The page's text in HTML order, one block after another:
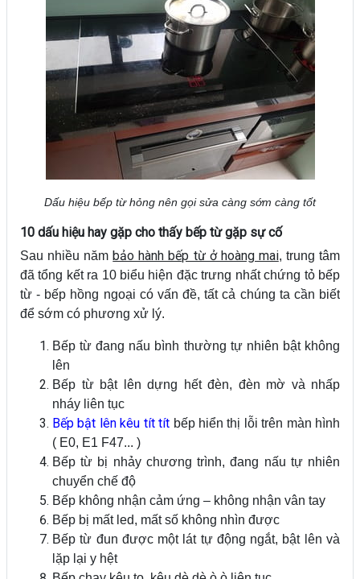
Dấu hiệu bếp từ hỏng nên gọi sửa càng sớm càng tốt
10 dấu hiệu hay gặp cho thấy bếp từ gặp sự cố
Sau nhiều năm bảo hành bếp từ ở hoàng mai, trung tâm
đã tổng kết ra 10 biểu hiện đặc trưng nhất chứng tỏ bếp
từ - bếp hồng ngoại có vấn đề, tất cả chúng ta cần biết
để sớm có phương xử lý.
Bếp từ đang nấu bình thường tự nhiên bật không
lên
Bếp từ bật lên dựng hết đèn, đèn mờ và nhấp
nháy liên tục
Bếp bật lên kêu tít tít bếp hiển thị lỗi trên màn hình
( E0, E1 F47... )
Bếp từ bị nhảy chương trình, đang nấu tự nhiên
chuyển chế độ
Bếp không nhận cảm ứng – không nhận vân tay
Bếp bị mất led, mất số không nhìn được
Bếp từ đun được một lát tự động ngắt, bật lên và
lặp lại y hệt